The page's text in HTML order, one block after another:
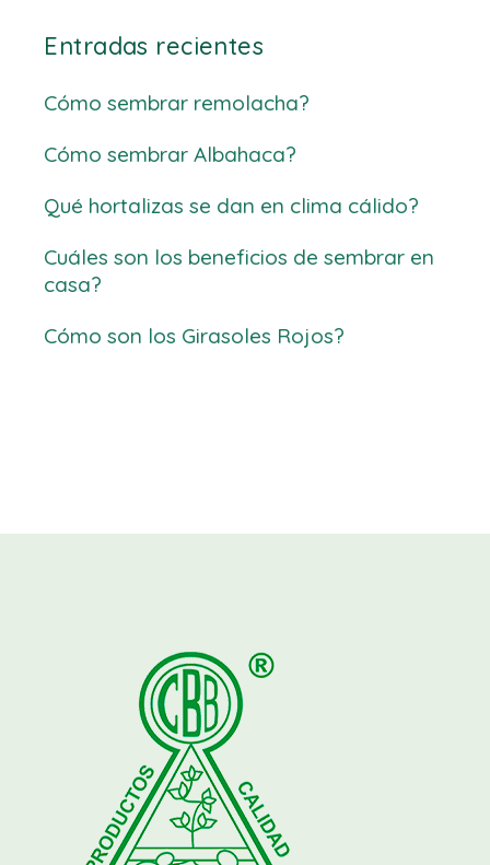
Entradas recientes
Cómo sembrar remolacha?
Cómo sembrar Albahaca?
Qué hortalizas se dan en clima cálido?
Cuáles son los beneficios de sembrar en
casa?
Cómo son los Girasoles Rojos?